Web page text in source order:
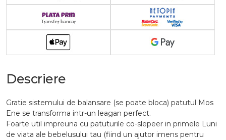
Descriere
Gratie sistemului de balansare (se poate bloca) patutul Mos
Ene se transforma intr-un leagan perfect.
Foarte util impreuna cu patuturile co-slepeer in primele Luni
de viata ale bebelusului tau (fiind un ajutor imens pentru